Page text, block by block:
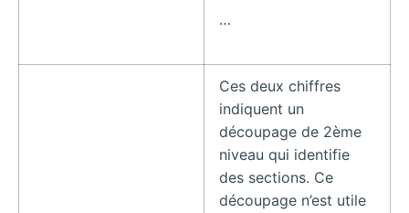
…
Ces deux chiffres
indiquent un
découpage de 2ème
niveau qui identifie
des sections. Ce
découpage n’est utile